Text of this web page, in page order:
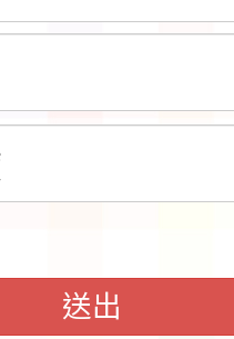
助參觀特色
施計畫」
送出